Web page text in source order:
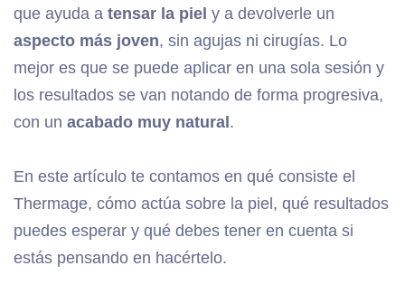
que ayuda a tensar la piel y a devolverle un
aspecto más joven, sin agujas ni cirugías. Lo
mejor es que se puede aplicar en una sola sesión y
los resultados se van notando de forma progresiva,
con un acabado muy natural .
En este artículo te contamos en qué consiste el
Thermage, cómo actúa sobre la piel, qué resultados
puedes esperar y qué debes tener en cuenta si
estás pensando en hacértelo.